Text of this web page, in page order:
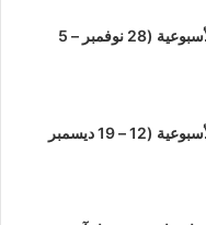
نشرة أخبار الأنمي الأسبوعية (28 نوفمبر – 5
نشرة أخبار الأنمي الأسبوعية (12 – 19 ديسمبر